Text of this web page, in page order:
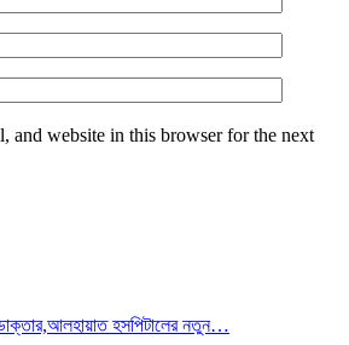
and website in this browser for the next
হসপিটালের নতুন…